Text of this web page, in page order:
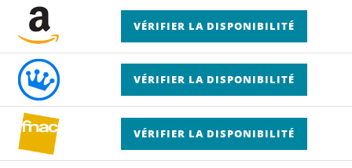
VÉRIFIER LA DISPONIBILITÉ
VÉRIFIER LA DISPONIBILITÉ
VÉRIFIER LA DISPONIBILITÉ